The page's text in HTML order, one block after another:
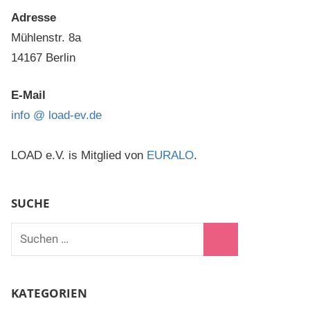
Adresse
Mühlenstr. 8a
14167 Berlin
E-Mail
info @ load-ev.de
LOAD e.V. is Mitglied von EURALO.
SUCHE
Suchen
KATEGORIEN